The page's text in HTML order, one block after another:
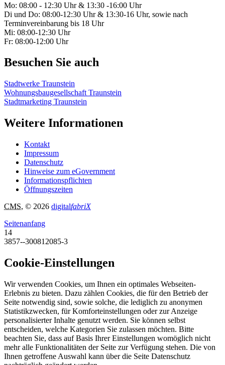
Mo: 08:00 - 12:30 Uhr & 13:30 -16:00 Uhr
Di und Do: 08:00-12:30 Uhr & 13:30-16 Uhr, sowie nach
Terminvereinbarung bis 18 Uhr
Mi: 08:00-12:30 Uhr
Fr: 08:00-12:00 Uhr
Besuchen Sie auch
Stadtwerke Traunstein
Wohnungsbaugesellschaft Traunstein
Stadtmarketing Traunstein
Weitere Informationen
Kontakt
Impressum
Datenschutz
Hinweise zum eGovernment
Informationspflichten
Öffnungszeiten
CMS, © 2026 digitalfabriX
Seitenanfang
14
3857--300812085-3
Cookie-Einstellungen
Wir verwenden Cookies, um Ihnen ein optimales Webseiten-
Erlebnis zu bieten. Dazu zählen Cookies, die für den Betrieb der
Seite notwendig sind, sowie solche, die lediglich zu anonymen
Statistikzwecken, für Komforteinstellungen oder zur Anzeige
personalisierter Inhalte genutzt werden. Sie können selbst
entscheiden, welche Kategorien Sie zulassen möchten. Bitte
beachten Sie, dass auf Basis Ihrer Einstellungen womöglich nicht
mehr alle Funktionalitäten der Seite zur Verfügung stehen. Die von
Ihnen getroffene Auswahl kann über die Seite Datenschutz